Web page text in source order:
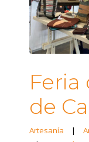
Feria
de
Artesanía |